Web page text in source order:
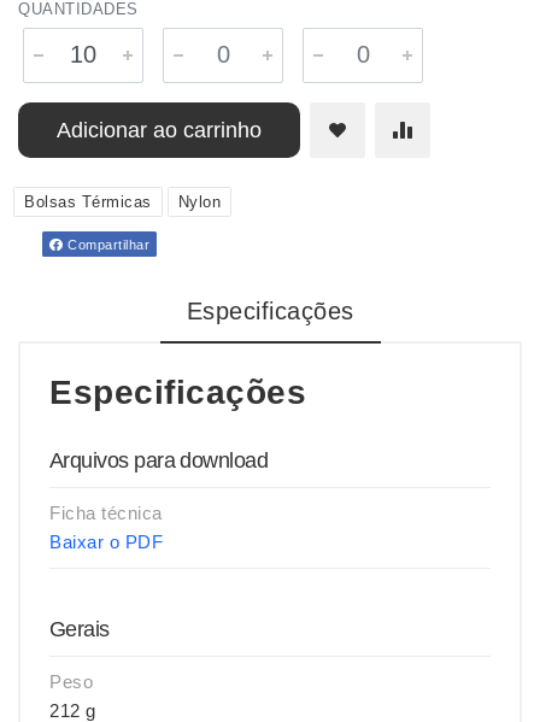
QUANTIDADES
Adicionar ao carrinho
Bolsas Térmicas Nylon
Compartilhar
Especificações
Especificações
Arquivos para download
Ficha técnica
Baixar o PDF
Gerais
Peso
212 g